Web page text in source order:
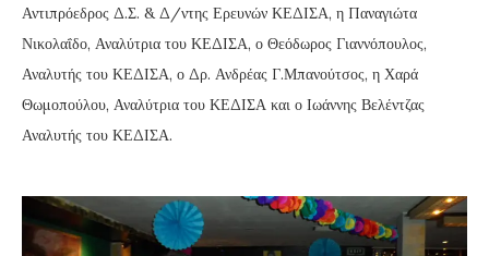
Αντιπρόεδρος Δ.Σ. & Δ/ντης Ερευνών ΚΕΔΙΣΑ, η Παναγιώτα
Νικολαΐδο, Αναλύτρια του ΚΕΔΙΣΑ, ο Θεόδωρος Γιαννόπουλος,
Αναλυτής του ΚΕΔΙΣΑ, ο Δρ. Ανδρέας Γ.Μπανούτσος, η Χαρά
Θωμοπούλου, Αναλύτρια του ΚΕΔΙΣΑ και ο Ιωάννης Βελέντζας
Αναλυτής του ΚΕΔΙΣΑ.